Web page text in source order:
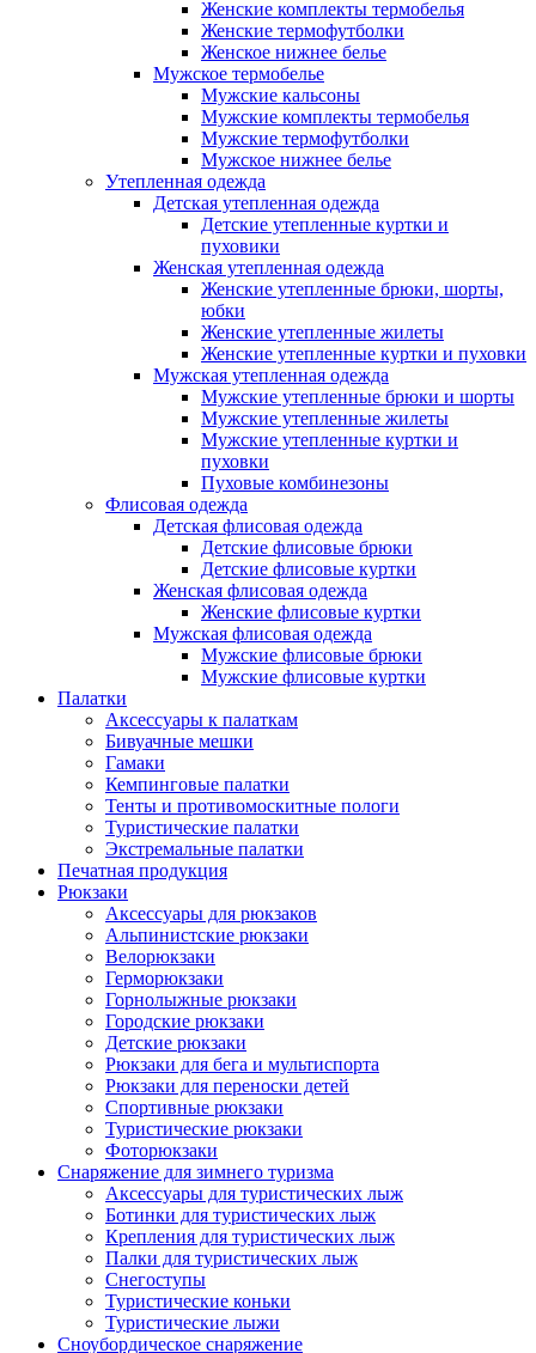
Женские комплекты термобелья
Женские термофутболки
Женское нижнее белье
Мужское термобелье
Мужские кальсоны
Мужские комплекты термобелья
Мужские термофутболки
Мужское нижнее белье
Утепленная одежда
Детская утепленная одежда
Детские утепленные куртки и
пуховики
Женская утепленная одежда
Женские утепленные брюки, шорты,
юбки
Женские утепленные жилеты
Женские утепленные куртки и пуховки
Мужская утепленная одежда
Мужские утепленные брюки и шорты
Мужские утепленные жилеты
Мужские утепленные куртки и
пуховки
Пуховые комбинезоны
Флисовая одежда
Детская флисовая одежда
Детские флисовые брюки
Детские флисовые куртки
Женская флисовая одежда
Женские флисовые куртки
Мужская флисовая одежда
Мужские флисовые брюки
Мужские флисовые куртки
Палатки
Аксессуары к палаткам
Бивуачные мешки
Гамаки
Кемпинговые палатки
Тенты и противомоскитные пологи
Туристические палатки
Экстремальные палатки
Печатная продукция
Рюкзаки
Аксессуары для рюкзаков
Альпинистские рюкзаки
Велорюкзаки
Герморюкзаки
Горнолыжные рюкзаки
Городские рюкзаки
Детские рюкзаки
Рюкзаки для бега и мультиспорта
Рюкзаки для переноски детей
Спортивные рюкзаки
Туристические рюкзаки
Фоторюкзаки
Снаряжение для зимнего туризма
Аксессуары для туристических лыж
Ботинки для туристических лыж
Крепления для туристических лыж
Палки для туристических лыж
Снегоступы
Туристические коньки
Туристические лыжи
Сноубордическое снаряжение